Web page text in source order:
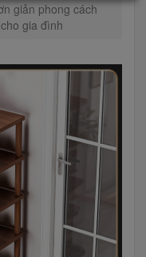
giản phong cách
gia đình